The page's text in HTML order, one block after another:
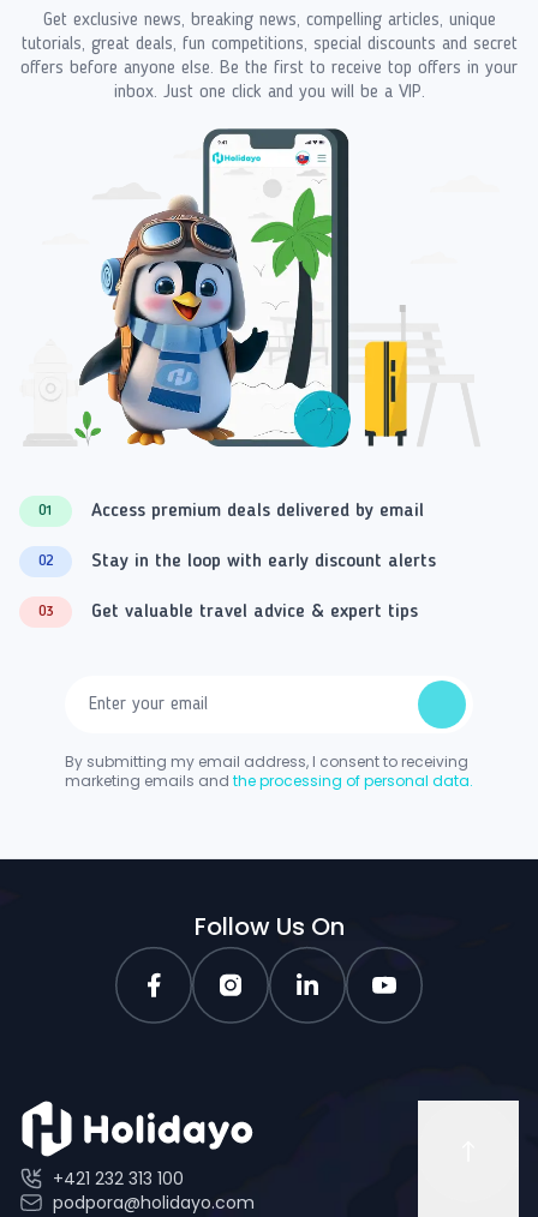
Get exclusive news, breaking news, compelling articles, unique
tutorials, great deals, fun competitions, special discounts and secret
offers before anyone else. Be the first to receive top offers in your
inbox. Just one click and you will be a VIP.
01 Access premium deals delivered by email
02 Stay in the loop with early discount alerts
03 Get valuable travel advice & expert tips
By submitting my email address, I consent to receiving
marketing emails and the processing of personal data.
Follow Us On
+421 232 313 100
podpora@holidayo.com